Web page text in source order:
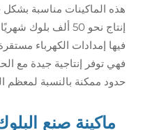
هذه الماكينات مناسبة
إنتاج نحو 50 ألف
فيها إمدادات الكهرباء
فهي توفر إنتاجية جيدة مع
حدود ممكنة بالنسبة لمعظم
ماكينة صنع